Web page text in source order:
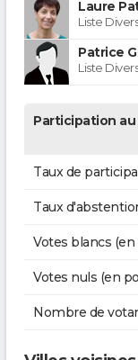
Laure
Liste Divers
Patrice
Liste Divers
Participation
Taux de
Taux
Votes blancs
Votes nuls (en
Nombre de